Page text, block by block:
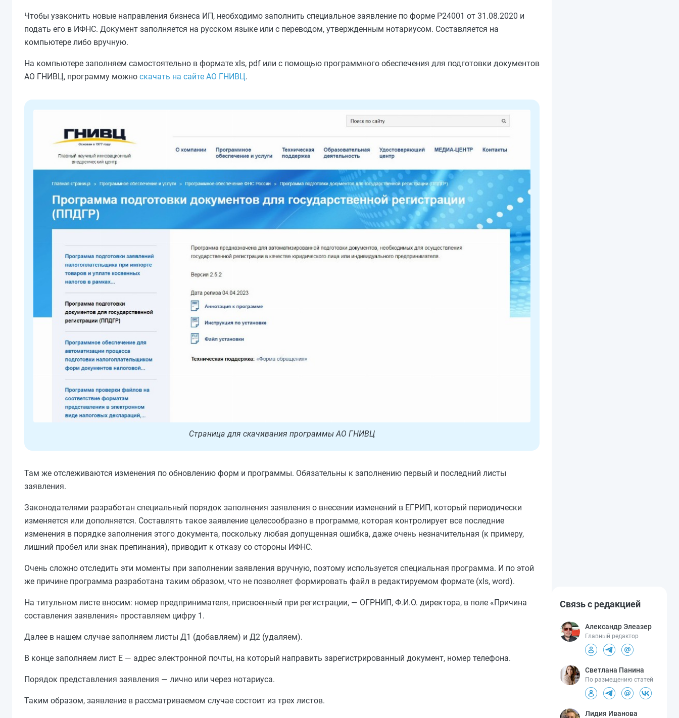
Чтобы узаконить новые направления бизнеса ИП, необходимо заполнить специальное заявление по форме Р24001 от 31.08.2020 и
подать его в ИФНС. Документ заполняется на русском языке или с переводом, утвержденным нотариусом. Составляется на
компьютере либо вручную.
На компьютере заполняем самостоятельно в формате xls, pdf или с помощью программного обеспечения для подготовки документов
АО ГНИВЦ, программу можно скачать на сайте АО ГНИВЦ.
Страница для скачивания программы АО ГНИВЦ
Там же отслеживаются изменения по обновлению форм и программы. Обязательны к заполнению первый и последний листы
заявления.
Законодателями разработан специальный порядок заполнения заявления о внесении изменений в ЕГРИП, который периодически
изменяется или дополняется. Составлять такое заявление целесообразно в программе, которая контролирует все последние
изменения в порядке заполнения этого документа, поскольку любая допущенная ошибка, даже очень незначительная (к примеру,
лишний пробел или знак препинания), приводит к отказу со стороны ИФНС.
Очень сложно отследить эти моменты при заполнении заявления вручную, поэтому используется специальная программа. И по этой
же причине программа разработана таким образом, что не позволяет формировать файл в редактируемом формате (xls, word).
На титульном листе вносим: номер предпринимателя, присвоенный при регистрации, — ОГРНИП, Ф.И.О. директора, в поле «Причина
составления заявления» проставляем цифру 1.
Далее в нашем случае заполняем листы Д1 (добавляем) и Д2 (удаляем).
В конце заполняем лист Е — адрес электронной почты, на который направить зарегистрированный документ, номер телефона.
Порядок представления заявления — лично или через нотариуса.
Таким образом, заявление в рассматриваемом случае состоит из трех листов.
Связь с редакцией
Александр Элеазер
Главный редактор
Светлана Панина
По размещению статей
Лидия Иванова